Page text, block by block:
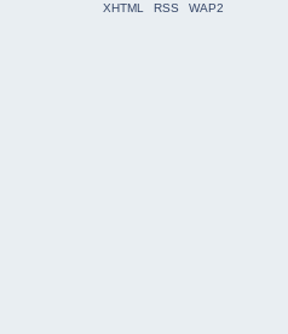
XHTML
RSS WAP2